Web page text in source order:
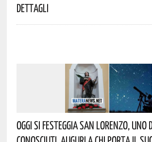
Dettagli
Oggi Si Festeggia San Lorenzo, Uno